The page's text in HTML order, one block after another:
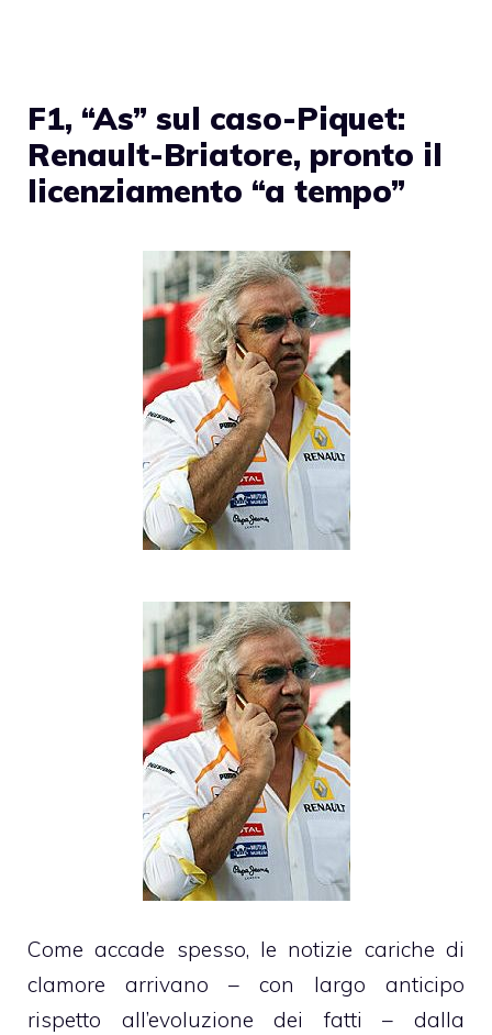
F1, “As” sul caso-Piquet:
Renault-Briatore, pronto il
licenziamento “a tempo”
Come accade spesso, le notizie cariche di
clamore arrivano – con largo anticipo
rispetto all’evoluzione dei fatti – dalla